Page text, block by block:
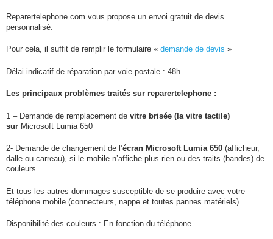
Reparertelephone.com vous propose un envoi gratuit de devis
personnalisé.
Pour cela, il suffit de remplir le formulaire « demande de devis »
Délai indicatif de réparation par voie postale : 48h.
Les principaux problèmes traités sur reparertelephone :
1 – Demande de remplacement de vitre brisée (la vitre tactile)
sur Microsoft Lumia 650
2- Demande de changement de l’écran Microsoft Lumia 650 (afficheur,
dalle ou carreau), si le mobile n’affiche plus rien ou des traits (bandes) de
couleurs.
Et tous les autres dommages susceptible de se produire avec votre
téléphone mobile (connecteurs, nappe et toutes pannes matériels).
Disponibilité des couleurs : En fonction du téléphone.